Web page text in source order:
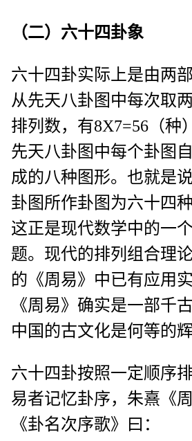
（二）六十四卦象
六十四卦实际上是由两
从先天八卦图中每次取
排列数，有8X7=56（种
先天八卦图中每个卦图
成的八种图形。也就是
卦图所作卦图为六十四
这正是现代数学中的一
题。现代的排列组合理
的《周易》中已有应用
《周易》确实是一部千
中国的古文化是何等的
六十四卦按照一定顺序
易者记忆卦序，朱熹《
《卦名次序歌》曰：